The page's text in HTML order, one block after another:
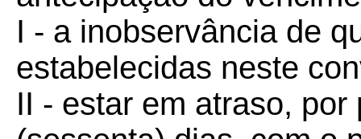
I - a inobservância de
estabelecidas neste
II - estar em atraso,